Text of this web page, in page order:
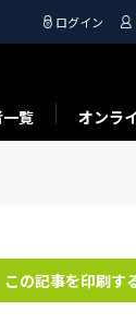
ログイン
覧 オンラ
この記事を印刷す